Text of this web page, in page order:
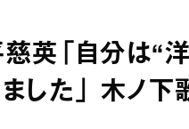
英「自分は“
した」 木ノ